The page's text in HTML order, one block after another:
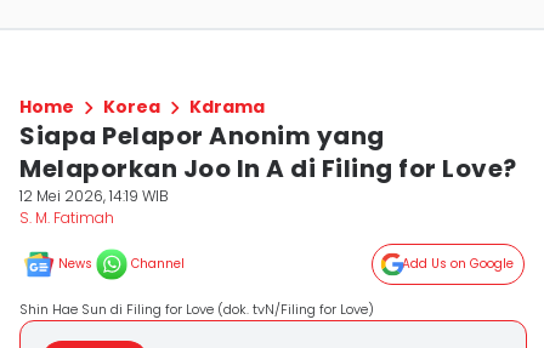
Home Korea Kdrama
Siapa Pelapor Anonim yang
Melaporkan Joo In A di Filing for Love?
12 Mei 2026, 14:19 WIB
S. M. Fatimah
News Channel Add Us on Google
Shin Hae Sun di Filing for Love (dok. tvN/Filing for Love)